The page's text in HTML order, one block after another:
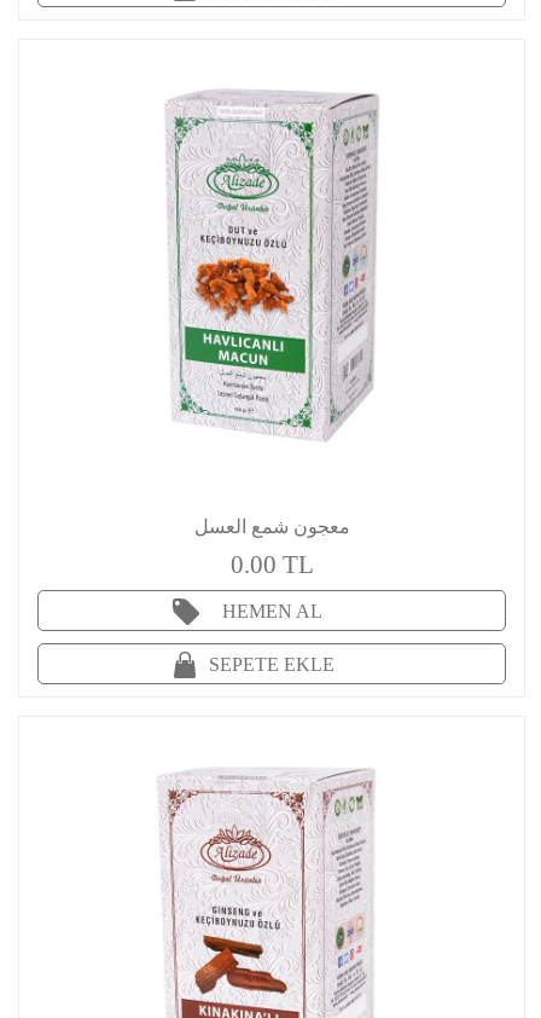
معجون شمع العسل
0.00 TL
HEMEN AL
SEPETE EKLE